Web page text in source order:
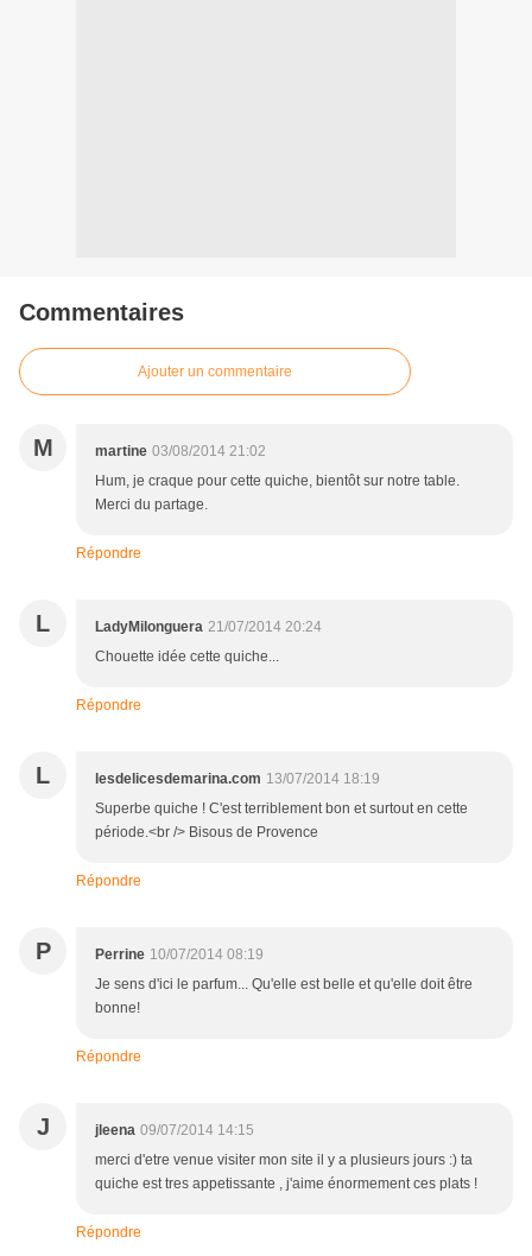
Commentaires
Ajouter un commentaire
M martine 03/08/2014 21:02
Hum, je craque pour cette quiche, bientôt sur notre table.
Merci du partage.
Répondre
L LadyMilonguera 21/07/2014 20:24
Chouette idée cette quiche...
Répondre
L lesdelicesdemarina.com 13/07/2014 18:19
Superbe quiche ! C'est terriblement bon et surtout en cette
période.<br /> Bisous de Provence
Répondre
P Perrine 10/07/2014 08:19
Je sens d'ici le parfum... Qu'elle est belle et qu'elle doit être
bonne!
Répondre
J jleena 09/07/2014 14:15
merci d'etre venue visiter mon site il y a plusieurs jours :) ta
quiche est tres appetissante , j'aime énormement ces plats !
Répondre